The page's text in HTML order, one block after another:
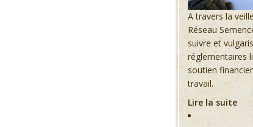
A travers la
Réseau
suivre et
réglementaires
soutien
travail.
Lire la suite